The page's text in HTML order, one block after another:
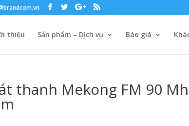
thiệu Sản phẩm – Dịch vụ Báo giá
thanh Mekong FM 90